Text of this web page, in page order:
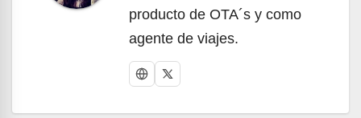
producto de OTA´s y como
agente de viajes.